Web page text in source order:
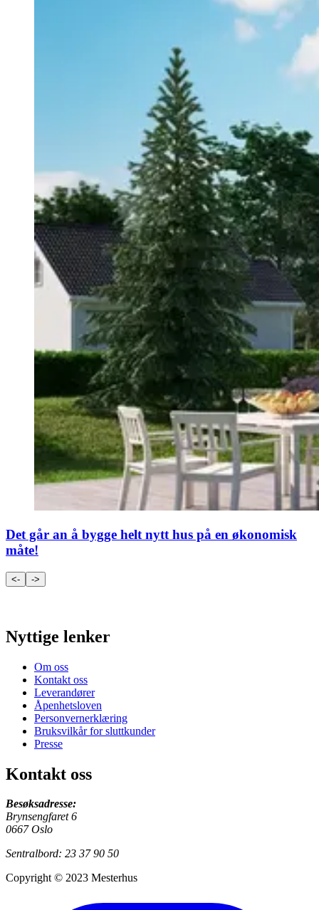
Det går an å bygge helt nytt hus på en økonomisk
måte!
<- ->
Nyttige lenker
Om oss
Kontakt oss
Leverandører
Åpenhetsloven
Personvernerklæring
Bruksvilkår for sluttkunder
Presse
Kontakt oss
Besøksadresse:
Brynsengfaret 6
0667 Oslo
Sentralbord: 23 37 90 50
Copyright © 2023 Mesterhus